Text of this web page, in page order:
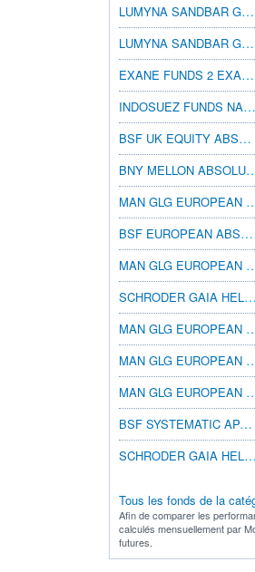
LUMYNA SANDBAR GLBEQMKTNETRL CHF B ACC
LUMYNA SANDBAR GLBEQMKTNETRL SEK Z H ACC
EXANE FUNDS 2 EXANE PLEIADE B CHF ACC
INDOSUEZ FUNDS NAOS GHS CHF ACC
BSF UK EQUITY ABSOLUTE RETURN D2 CHF H
BNY MELLON
MAN GLG EUROPEAN
BSF EUROPEAN ABSOLUTE RETURN D2 CHF H
MAN GLG
SCHRODER GAIA HELIX I ACC JPY HGD
MAN GLG EUROPEAN
MAN GLG
MAN GLG EUROPEAN
BSF SYSTEMATIC APAC EQ ABS RT A2 JPY H
SCHRODER GAIA HELIX A ACC CHF HGD
Tous les fonds de la
Afin de comparer les
calculés mensuellement par
futures.